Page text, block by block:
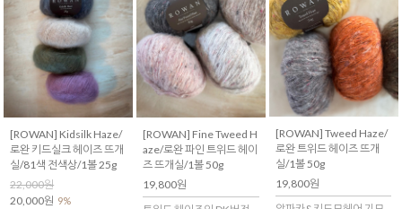
[ROWAN] Kidsilk Haze/
로완 키드실크 헤이즈 뜨개
실/81색 전색상/1볼 25g
22,000원
20,000원 9%
[ROWAN] Fine Tweed H
aze/로완 파인 트위드 헤이
즈 뜨개실/1볼 50g
19,800원
[ROWAN] Tweed Haze/
로완 트위드 헤이즈 뜨개
실/1볼 50g
19,800원